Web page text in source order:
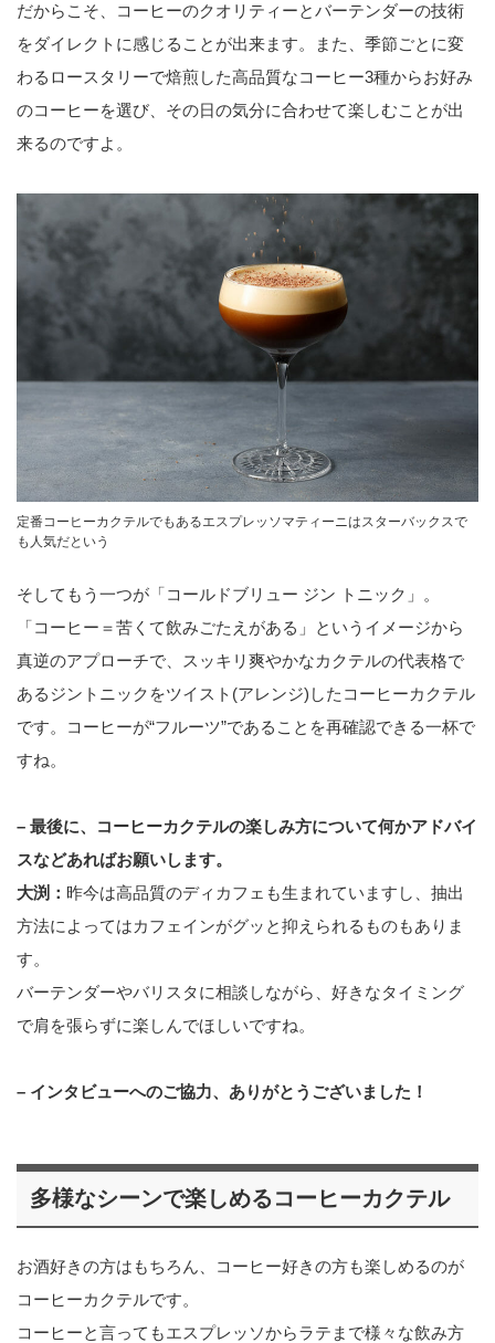
だからこそ、コーヒーのクオリティーとバーテンダーの技術
をダイレクトに感じることが出来ます。また、季節ごとに変
わるロースタリーで焙煎した高品質なコーヒー3種からお好み
のコーヒーを選び、その日の気分に合わせて楽しむことが出
来るのですよ。
定番コーヒーカクテルでもあるエスプレッソマティーニはスターバックスで
も人気だという
そしてもう一つが「コールドブリュー ジン トニック」。
「コーヒー＝苦くて飲みごたえがある」というイメージから
真逆のアプローチで、スッキリ爽やかなカクテルの代表格で
あるジントニックをツイスト(アレンジ)したコーヒーカクテル
です。コーヒーが“フルーツ”であることを再確認できる一杯で
すね。
– 最後に、コーヒーカクテルの楽しみ方について何かアドバイ
スなどあればお願いします。
大渕： 昨今は高品質のディカフェも生まれていますし、抽出
方法によってはカフェインがグッと抑えられるものもありま
す。
バーテンダーやバリスタに相談しながら、好きなタイミング
で肩を張らずに楽しんでほしいですね。
– インタビューへのご協力、ありがとうございました！
多様なシーンで楽しめるコーヒーカクテル
お酒好きの方はもちろん、コーヒー好きの方も楽しめるのが
コーヒーカクテルです。
コーヒーと言ってもエスプレッソからラテまで様々な飲み方